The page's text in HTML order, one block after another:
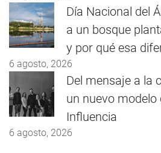
Día Nacional del
a un bosque
y por qué esa
6 agosto, 2026
Del mensaje a la
un nuevo
Influencia
6 agosto, 2026